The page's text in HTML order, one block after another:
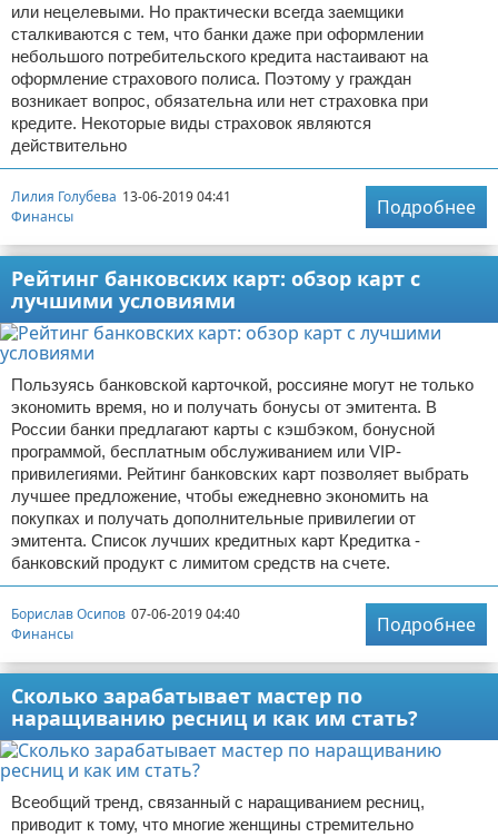
или нецелевыми. Но практически всегда заемщики
сталкиваются с тем, что банки даже при оформлении
небольшого потребительского кредита настаивают на
оформление страхового полиса. Поэтому у граждан
возникает вопрос, обязательна или нет страховка при
кредите. Некоторые виды страховок являются
действительно
Лилия Голубева 13-06-2019 04:41
Финансы
Подробнее
Рейтинг банковских карт: обзор карт с
лучшими условиями
Пользуясь банковской карточкой, россияне могут не только
экономить время, но и получать бонусы от эмитента. В
России банки предлагают карты с кэшбэком, бонусной
программой, бесплатным обслуживанием или VIP-
привилегиями. Рейтинг банковских карт позволяет выбрать
лучшее предложение, чтобы ежедневно экономить на
покупках и получать дополнительные привилегии от
эмитента. Список лучших кредитных карт Кредитка -
банковский продукт с лимитом средств на счете.
Борислав Осипов 07-06-2019 04:40
Финансы
Подробнее
Сколько зарабатывает мастер по
наращиванию ресниц и как им стать?
Всеобщий тренд, связанный с наращиванием ресниц,
приводит к тому, что многие женщины стремительно